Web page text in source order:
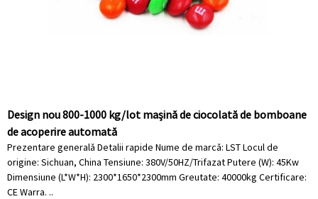
Design nou 800-1000 kg/lot mașină de ciocolată de bomboane
de acoperire automată
Prezentare generală Detalii rapide Nume de marcă: LST Locul de
origine: Sichuan, China Tensiune: 380V/50HZ/Trifazat Putere (W): 45Kw
Dimensiune (L*W*H): 2300*1650*2300mm Greutate: 40000kg Certificare:
CE Warra. ..